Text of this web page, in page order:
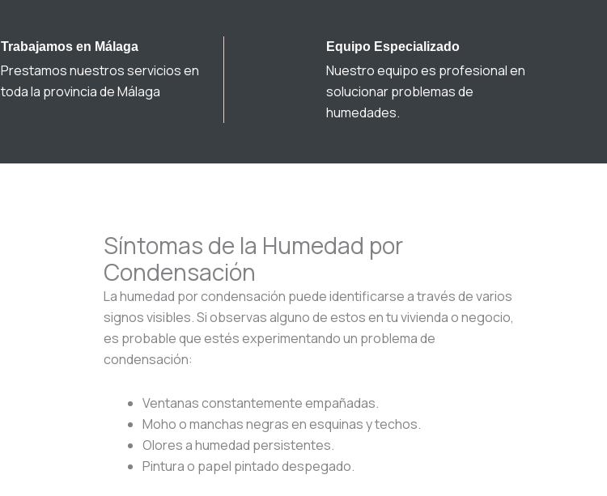
Trabajamos en Málaga
Prestamos nuestros servicios en
toda la provincia de Málaga
Equipo Especializado
Nuestro equipo es profesional en
solucionar problemas de
humedades.
Síntomas de la Humedad por
Condensación
La humedad por condensación puede identificarse a través de varios
signos visibles. Si observas alguno de estos en tu vivienda o negocio,
es probable que estés experimentando un problema de
condensación:
Ventanas constantemente empañadas.
Moho o manchas negras en esquinas y techos.
Olores a humedad persistentes.
Pintura o papel pintado despegado.